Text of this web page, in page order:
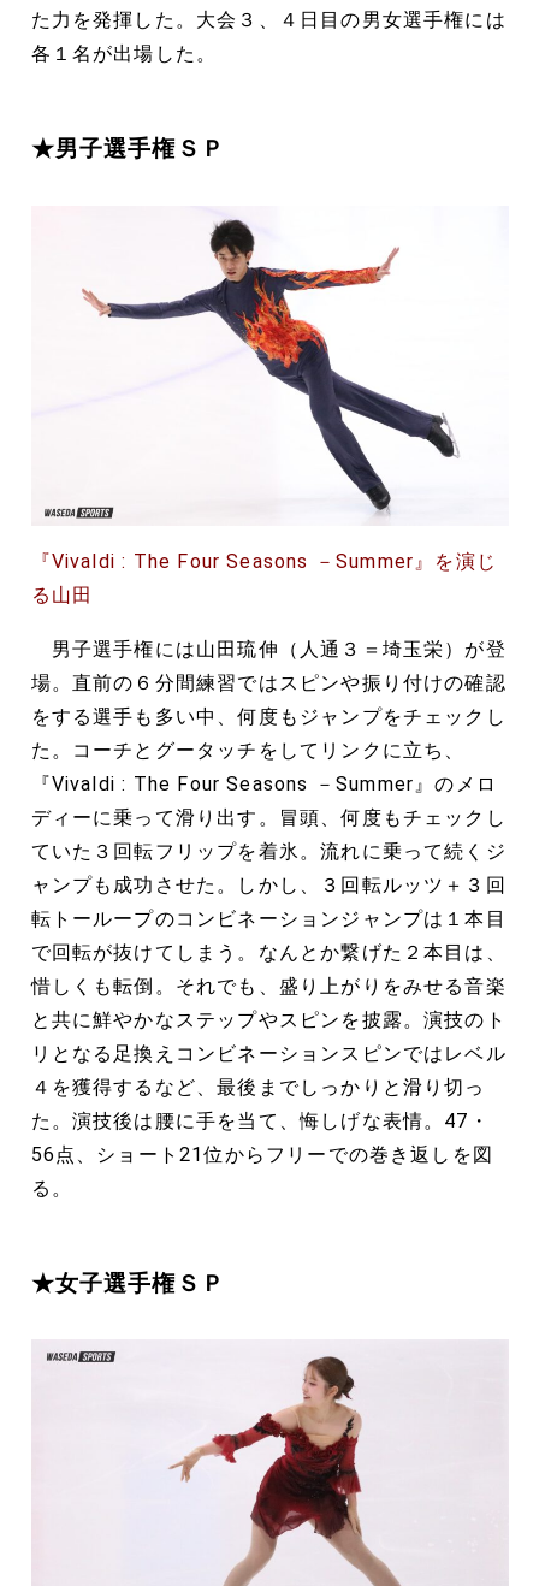
た力を発揮した。大会３、４日目の男女選手権には
各１名が出場した。
★男子選手権ＳＰ
『Vivaldi : The Four Seasons －Summer』を演じ
る山田
男子選手権には山田琉伸（人通３＝埼玉栄）が登
場。直前の６分間練習ではスピンや振り付けの確認
をする選手も多い中、何度もジャンプをチェックし
た。コーチとグータッチをしてリンクに立ち、
『Vivaldi : The Four Seasons －Summer』のメロ
ディーに乗って滑り出す。冒頭、何度もチェックし
ていた３回転フリップを着氷。流れに乗って続くジ
ャンプも成功させた。しかし、３回転ルッツ＋３回
転トーループのコンビネーションジャンプは１本目
で回転が抜けてしまう。なんとか繋げた２本目は、
惜しくも転倒。それでも、盛り上がりをみせる音楽
と共に鮮やかなステップやスピンを披露。演技のト
リとなる足換えコンビネーションスピンではレベル
４を獲得するなど、最後までしっかりと滑り切っ
た。演技後は腰に手を当て、悔しげな表情。47・
56点、ショート21位からフリーでの巻き返しを図
る。
★女子選手権ＳＰ